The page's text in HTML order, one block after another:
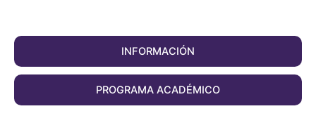
INFORMACIÓN
PROGRAMA ACADÉMICO